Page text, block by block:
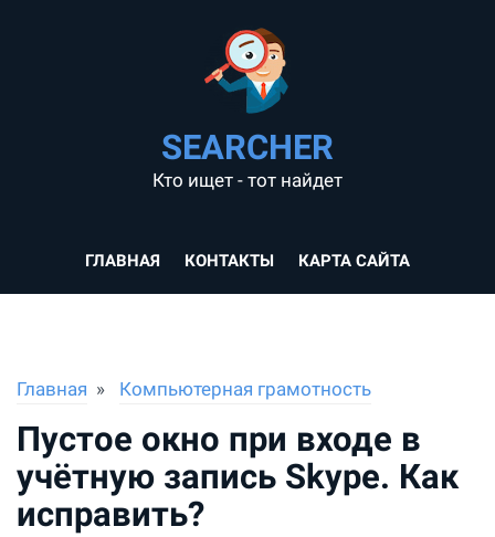
SEARCHER
Кто ищет - тот найдет
ГЛАВНАЯ КОНТАКТЫ КАРТА САЙТА
Главная Компьютерная грамотность
Пустое окно при входе в
учётную запись Skype. Как
исправить?